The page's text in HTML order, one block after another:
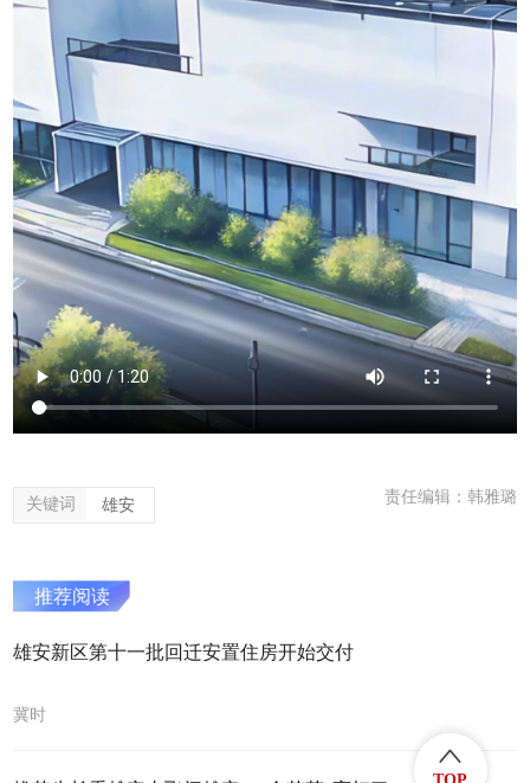
关键词 雄安 责任编辑：韩雅璐
推荐阅读
雄安新区第十一批回迁安置住房开始交付
冀时
TOP